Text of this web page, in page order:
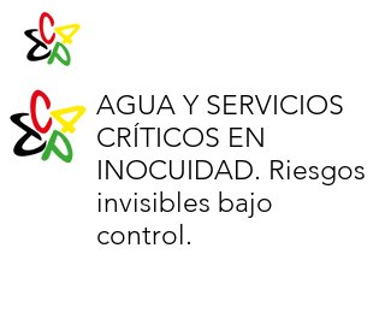
AGUA Y SERVICIOS
CRÍTICOS EN
INOCUIDAD. Riesgos
invisibles bajo
control.